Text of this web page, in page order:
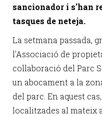
sancionador i s'han
tasques de neteja.
La setmana passada,
l'Associació de
col·laboració del Parc
un abocament a la
del parc. En aquest
localitzades al mateix